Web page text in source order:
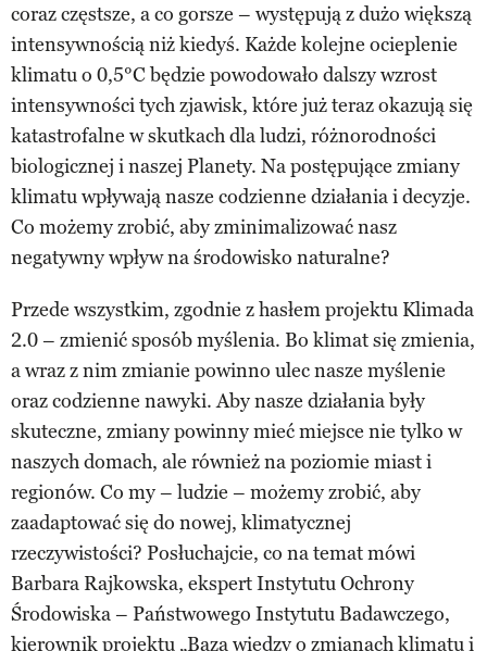
coraz częstsze, a co gorsze – występują z dużo większą
intensywnością niż kiedyś. Każde kolejne ocieplenie
klimatu o 0,5°C będzie powodowało dalszy wzrost
intensywności tych zjawisk, które już teraz okazują się
katastrofalne w skutkach dla ludzi, różnorodności
biologicznej i naszej Planety. Na postępujące zmiany
klimatu wpływają nasze codzienne działania i decyzje.
Co możemy zrobić, aby zminimalizować nasz
negatywny wpływ na środowisko naturalne?
Przede wszystkim, zgodnie z hasłem projektu Klimada
2.0 – zmienić sposób myślenia. Bo klimat się zmienia,
a wraz z nim zmianie powinno ulec nasze myślenie
oraz codzienne nawyki. Aby nasze działania były
skuteczne, zmiany powinny mieć miejsce nie tylko w
naszych domach, ale również na poziomie miast i
regionów. Co my – ludzie – możemy zrobić, aby
zaadaptować się do nowej, klimatycznej
rzeczywistości? Posłuchajcie, co na temat mówi
Barbara Rajkowska, ekspert Instytutu Ochrony
Środowiska – Państwowego Instytutu Badawczego,
kierownik projektu „Baza wiedzy o zmianach klimatu i